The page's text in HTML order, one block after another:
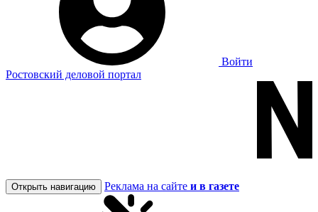
Войти
Ростовский деловой портал
Открыть навигацию Реклама на сайте и в газете